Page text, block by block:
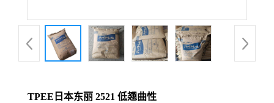
TPEE日本东丽 2521 低翘曲性